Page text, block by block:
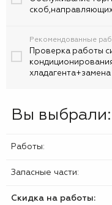
Рекомендованные
Проверка работы
Вы выбрали:
Работы:
Запасные части:
Скидка на работы: